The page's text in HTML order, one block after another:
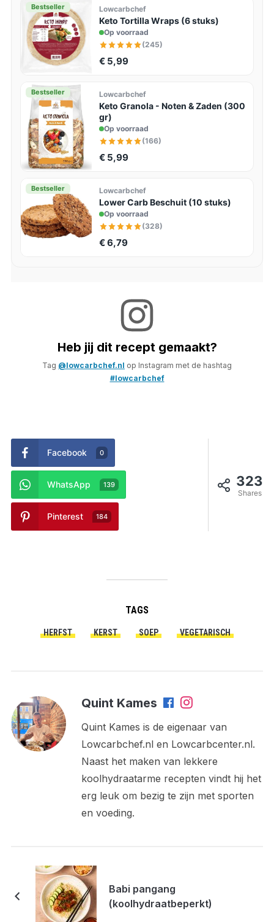
Bestseller Lowcarbchef
Keto Tortilla Wraps (6 stuks)
Op voorraad
(245)
€ 5,99
Bestseller Lowcarbchef
Keto Granola - Noten & Zaden (300
gr)
Op voorraad
(166)
€ 5,99
Bestseller Lowcarbchef
Lower Carb Beschuit (10 stuks)
Op voorraad
(328)
€ 6,79
Heb jij dit recept gemaakt?
Tag @lowcarbchef.nl op Instagram met de hashtag
#lowcarbchef
323
Shares
Facebook 0
WhatsApp 139
Pinterest 184
TAGS
HERFST KERST SOEP VEGETARISCH
Quint Kames
Quint Kames is de eigenaar van
Lowcarbchef.nl en Lowcarbcenter.nl.
Naast het maken van lekkere
koolhydraatarme recepten vindt hij het
erg leuk om bezig te zijn met sporten
en voeding.
Babi pangang
(koolhydraatbeperkt)